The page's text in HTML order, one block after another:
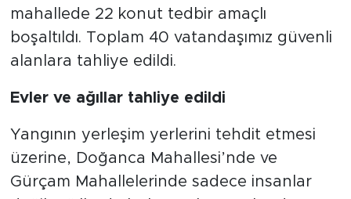
mahallede 22 konut tedbir amaçlı
boşaltıldı. Toplam 40 vatandaşımız güvenli
alanlara tahliye edildi.
Evler ve ağıllar tahliye edildi
Yangının yerleşim yerlerini tehdit etmesi
üzerine, Doğanca Mahallesi’nde ve
Gürçam Mahallelerinde sadece insanlar